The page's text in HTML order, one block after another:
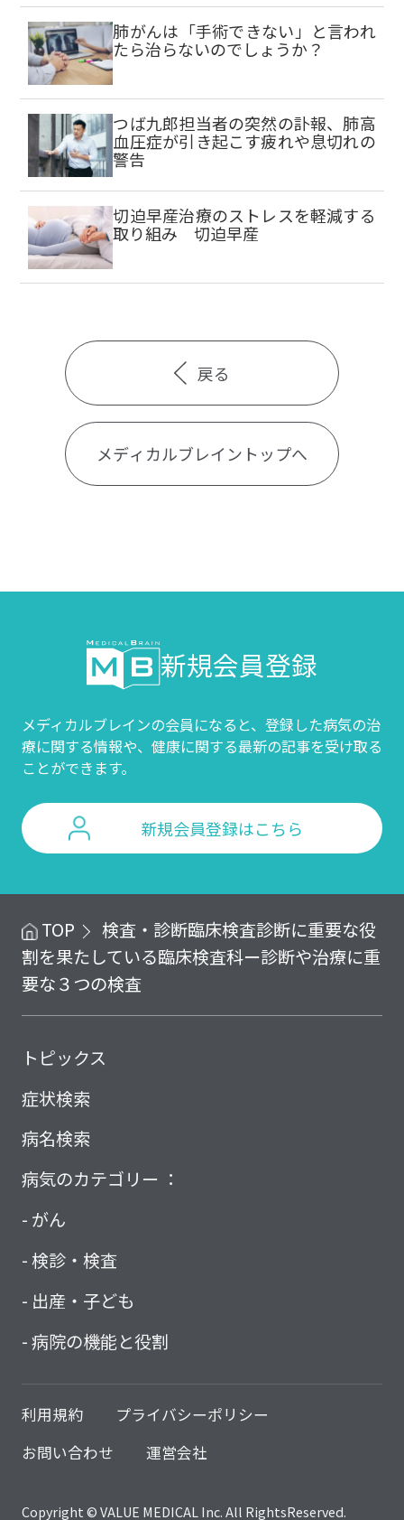
肺がんは「手術できない」と言われ
たら治らないのでしょうか？
つば九郎担当者の突然の訃報、肺高
血圧症が引き起こす疲れや息切れの
警告
切迫早産治療のストレスを軽減する
取り組み 切迫早産
戻る
メディカルブレイントップへ
新規会員登録
メディカルブレインの会員になると、登録した病気の治
療に関する情報や、 健康に関する最新の記事を受け取る
ことができます。
新規会員登録はこちら
TOP 検査・診断臨床検査診断に重要な役
割を果たしている臨床検査科ー診断や治療に重
要な３つの検査
トピックス
症状検索
病名検索
病気のカテゴリー ：
がん
検診・検査
出産・子ども
病院の機能と役割
利用規約
プライバシーポリシー
お問い合わせ
運営会社
Copyright © VALUE MEDICAL Inc. All RightsReserved.